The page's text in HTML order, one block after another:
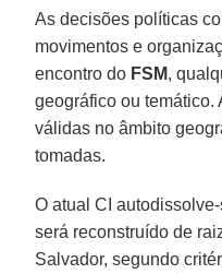
As decisões políticas
movimentos e
encontro do FSM,
geográfico ou
válidas no âmbito
tomadas.
O atual CI
será reconstruído de
Salvador, segundo